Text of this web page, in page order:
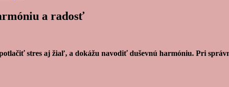
a radosť
stres aj žiaľ, a dokážu navodiť duševnú harmóniu. Pri